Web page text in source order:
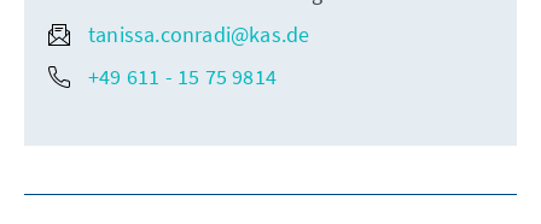
tanissa.conradi@kas.de
+49 611 - 15 75 9814